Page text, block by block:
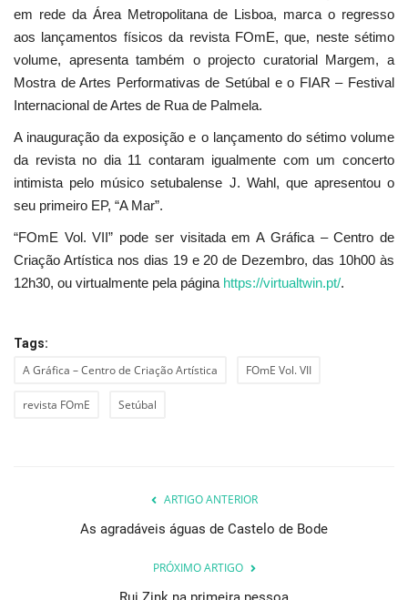
em rede da Área Metropolitana de Lisboa, marca o regresso
aos lançamentos físicos da revista FOmE, que, neste sétimo
volume, apresenta também o projecto curatorial Margem, a
Mostra de Artes Performativas de Setúbal e o FIAR – Festival
Internacional de Artes de Rua de Palmela.
A inauguração da exposição e o lançamento do sétimo volume
da revista no dia 11 contaram igualmente com um concerto
intimista pelo músico setubalense J. Wahl, que apresentou o
seu primeiro EP, “A Mar”.
“FOmE Vol. VII” pode ser visitada em A Gráfica – Centro de
Criação Artística nos dias 19 e 20 de Dezembro, das 10h00 às
12h30, ou virtualmente pela página https://virtualtwin.pt/.
Tags:
A Gráfica – Centro de Criação Artística FOmE Vol. VII
revista FOmE Setúbal
ARTIGO ANTERIOR
As agradáveis águas de Castelo de Bode
PRÓXIMO ARTIGO